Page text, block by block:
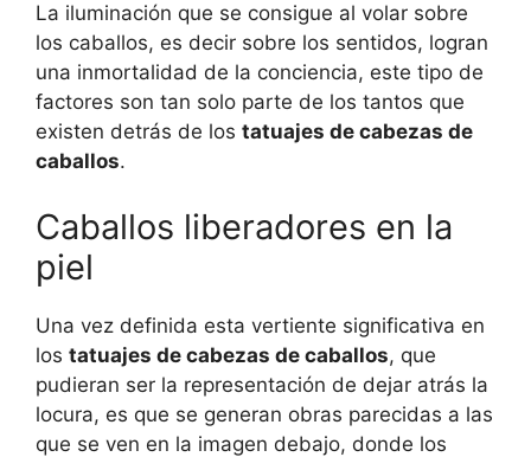
La iluminación que se consigue al volar sobre
los caballos, es decir sobre los sentidos, logran
una inmortalidad de la conciencia, este tipo de
factores son tan solo parte de los tantos que
existen detrás de los tatuajes de cabezas de
caballos.
Caballos liberadores en la
piel
Una vez definida esta vertiente significativa en
los tatuajes de cabezas de caballos, que
pudieran ser la representación de dejar atrás la
locura, es que se generan obras parecidas a las
que se ven en la imagen debajo, donde los